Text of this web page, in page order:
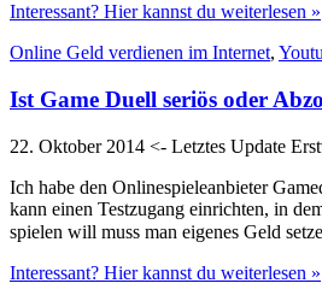
Interessant? Hier kannst du weiterlesen »
Online Geld verdienen im Internet,
Ist Game Duell seriös oder
22. Oktober 2014 <- Letztes Update
Ich habe den Onlinespieleanbieter
kann einen Testzugang einrichten, in
spielen will muss man eigenes Geld
Interessant? Hier kannst du weiterlesen »